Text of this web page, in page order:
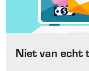
Niet van echt